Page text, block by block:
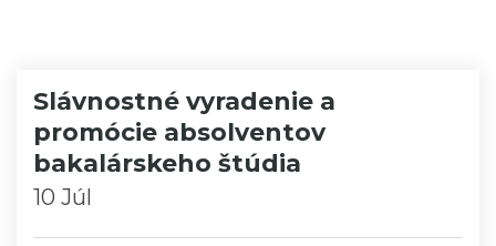
Slávnostné vyradenie a
promócie absolventov
bakalárskeho štúdia
10 Júl